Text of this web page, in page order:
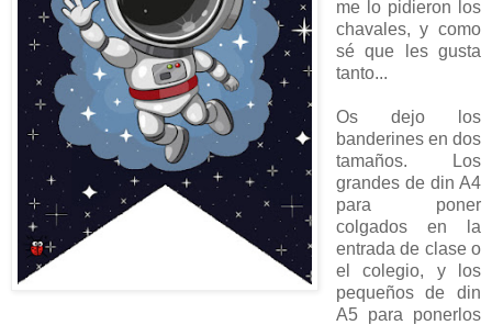
me lo pidieron los
chavales, y como
sé que les gusta
tanto...
Os dejo los
banderines en dos
tamaños. Los
grandes de din A4
para poner
colgados en la
entrada de clase o
el colegio, y los
pequeños de din
A5 para ponerlos